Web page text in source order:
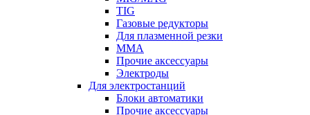
TIG
Газовые редукторы
Для плазменной резки
ММА
Прочие аксессуары
Электроды
Для электростанций
Блоки автоматики
Прочие аксессуары